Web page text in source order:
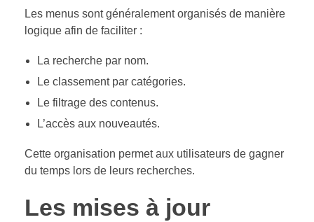
Les menus sont généralement organisés de manière
logique afin de faciliter :
La recherche par nom.
Le classement par catégories.
Le filtrage des contenus.
L’accès aux nouveautés.
Cette organisation permet aux utilisateurs de gagner
du temps lors de leurs recherches.
Les mises à jour